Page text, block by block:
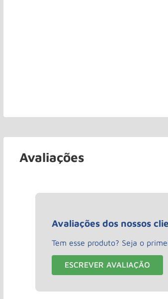
Avaliações
Avaliações dos nossos
Tem esse produto? Seja o
ESCREVER AVALIAÇÃO